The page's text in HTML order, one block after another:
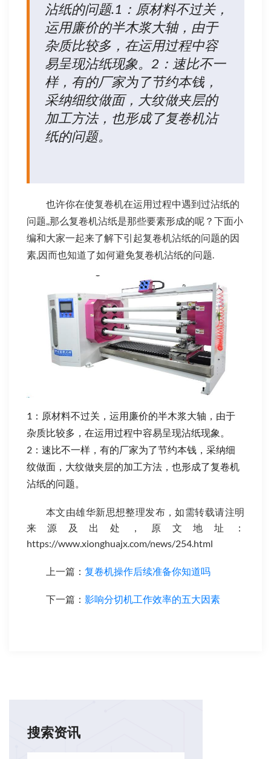
沾纸的问题.1：原材料不过关，
运用廉价的半木浆大轴，由于
杂质比较多，在运用过程中容
易呈现沾纸现象。2：速比不一
样，有的厂家为了节约本钱，
采纳细纹做面，大纹做夹层的
加工方法，也形成了复卷机沾
纸的问题。
也许你在使复卷机在运用过程中遇到过沾纸的
问题,,那么复卷机沾纸是那些要素形成的呢？下面小
编和大家一起来了解下引起复卷机沾纸的问题的因
素,因而也知道了如何避免复卷机沾纸的问题.
1：原材料不过关，运用廉价的半木浆大轴，由于
杂质比较多，在运用过程中容易呈现沾纸现象。
2：速比不一样，有的厂家为了节约本钱，采纳细
纹做面，大纹做夹层的加工方法，也形成了复卷机
沾纸的问题。
本文由雄华新思想整理发布，如需转载请注明
来源及出处，原文地址：
https://www.xionghuajx.com/news/254.html
上一篇： 复卷机操作后续准备你知道吗
下一篇： 影响分切机工作效率的五大因素
搜索资讯